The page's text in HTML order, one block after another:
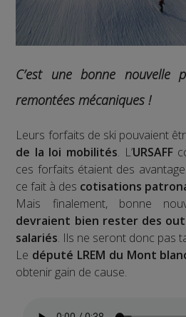
C’est une bonne nouvelle
remontées mécaniques !
Leurs forfaits de ski pouvaient
de la loi mobilités. L’URSAFF
ces forfaits étaient des
ce fait à des cotisations
Mais finalement, bonne
devraient bien rester des
salariés. Ils ne seront donc pas
Le député LREM du Mont
obtenir gain de cause.